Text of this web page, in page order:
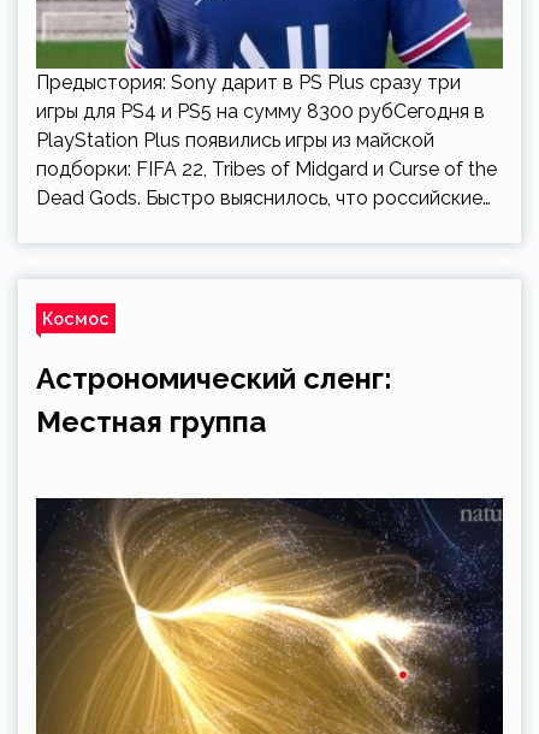
Предыстория: Sony дарит в PS Plus сразу три
игры для PS4 и PS5 на сумму 8300 рубСегодня в
PlayStation Plus появились игры из майской
подборки: FIFA 22, Tribes of Midgard и Curse of the
Dead Gods. Быстро выяснилось, что российские…
Космос
Астрономический сленг:
Местная группа